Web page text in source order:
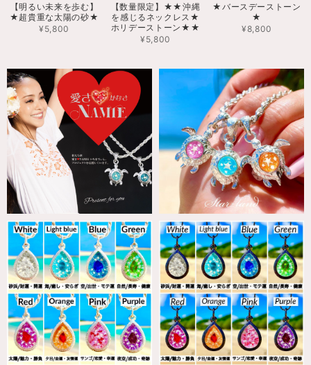
【明るい未来を歩む】
★超貴重な太陽の砂★
¥5,800
【数量限定】★★沖縄
を感じるネックレス★
ホリデーストーン★★
¥5,800
★バースデーストーン
★
¥8,800